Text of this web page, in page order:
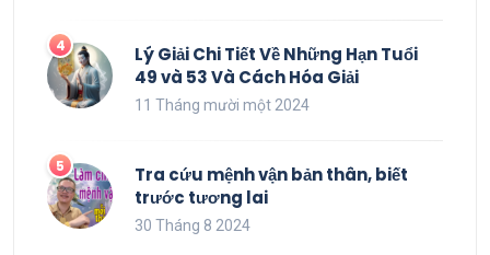
Lý Giải Chi Tiết Về Những Hạn Tuổi
49 và 53 Và Cách Hóa Giải
11 Tháng mười một 2024
Tra cứu mệnh vận bản thân, biết
trước tương lai
30 Tháng 8 2024